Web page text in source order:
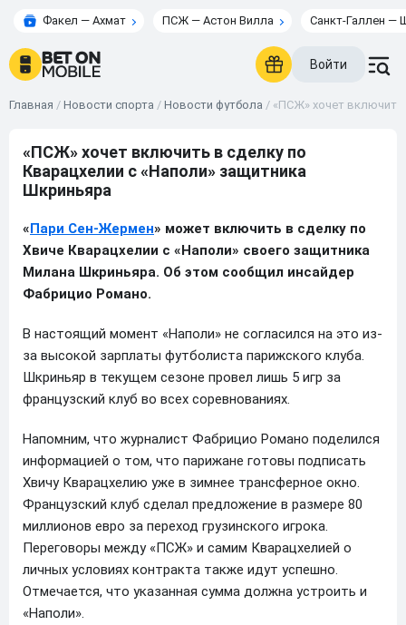
Факел — Ахмат ПСЖ — Астон Вилла Санкт-Галлен —
Войти
Главная / Новости спорта / Новости футбола / «ПСЖ» хочет включить
«ПСЖ» хочет включить в сделку по
Кварацхелии с «Наполи» защитника
Шкриньяра
«Пари Сен-Жермен» может включить в сделку по
Хвиче Кварацхелии с «Наполи» своего защитника
Милана Шкриньяра. Об этом сообщил инсайдер
Фабрицио Романо.
В настоящий момент «Наполи» не согласился на это из-
за высокой зарплаты футболиста парижского клуба.
Шкриньяр в текущем сезоне провел лишь 5 игр за
французский клуб во всех соревнованиях.
Напомним, что журналист Фабрицио Романо поделился
информацией о том, что парижане готовы подписать
Хвичу Кварацхелию уже в зимнее трансферное окно.
Французский клуб сделал предложение в размере 80
миллионов евро за переход грузинского игрока.
Переговоры между «ПСЖ» и самим Кварацхелией о
личных условиях контракта также идут успешно.
Отмечается, что указанная сумма должна устроить и
«Наполи».